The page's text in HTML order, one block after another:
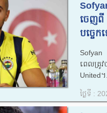
ចេញពី
បច្ចេ
Sofyan
ពេល​ត្រូ
United
ថ្ងៃទី :